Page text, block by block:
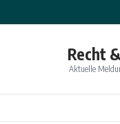
Recht
Aktuelle